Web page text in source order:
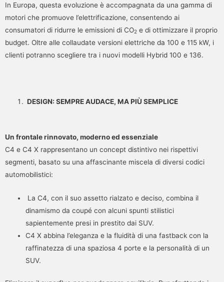
In Europa, questa evoluzione è accompagnata da una gamma di
motori che promuove l’elettrificazione, consentendo ai
consumatori di ridurre le emissioni di CO2 e di ottimizzare il proprio
budget. Oltre alle collaudate versioni elettriche da 100 e 115 kW, i
clienti potranno scegliere tra i nuovi modelli Hybrid 100 e 136.
DESIGN: SEMPRE AUDACE, MA PIÙ SEMPLICE
Un frontale rinnovato, moderno ed essenziale
C4 e C4 X rappresentano un concept distintivo nei rispettivi
segmenti, basato su una affascinante miscela di diversi codici
automobilistici:
La C4, con il suo assetto rialzato e deciso, combina il
dinamismo da coupé con alcuni spunti stilistici
sapientemente presi in prestito dai SUV.
C4 X abbina l’eleganza e la fluidità di una fastback con la
raffinatezza di una spaziosa 4 porte e la personalità di un
SUV.